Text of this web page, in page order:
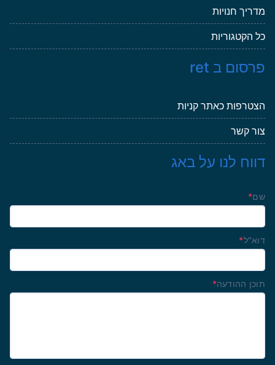
מדריך חנויות
כל הקטגוריות
פרסום ב ret
הצטרפות כאתר קניות
צור קשר
דווח לנו על באג
שם*
דוא"ל*
תוכן ההודעה*